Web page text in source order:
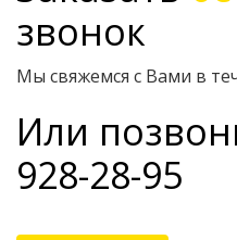
звонок
Мы свяжемся с Вами в
Или
928-28-95